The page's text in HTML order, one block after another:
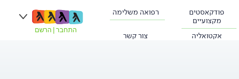
פודקאסטים
מקצועיים
רפואה משלימה
אקטואליה צור קשר
התחבר הרשם